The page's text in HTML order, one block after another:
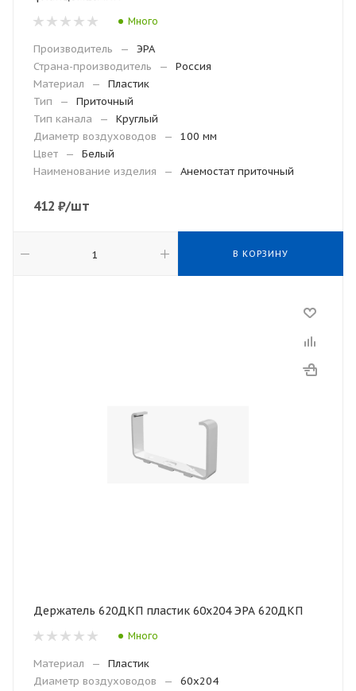
Много
Производитель —
ЭРА
Страна-производитель
—
Россия
Материал
—
Пластик
Тип
—
Приточный
Тип канала
—
Круглый
Диаметр воздуховодов
—
100 мм
Цвет
—
Белый
Наименование изделия
— Анемостат приточный
412 ₽/шт
В КОРЗИНУ
Держатель 620ДКП пластик 60х204 ЭРА 620ДКП
Много
Материал —
Пластик
Диаметр воздуховодов
—
60х204